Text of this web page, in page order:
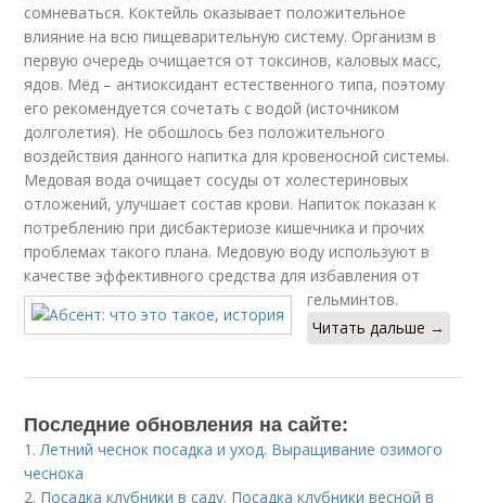
сомневаться. Коктейль оказывает положительное
влияние на всю пищеварительную систему. Организм в
первую очередь очищается от токсинов, каловых масс,
ядов. Мёд – антиоксидант естественного типа, поэтому
его рекомендуется сочетать с водой (источником
долголетия). Не обошлось без положительного
воздействия данного напитка для кровеносной системы.
Медовая вода очищает сосуды от холестериновых
отложений, улучшает состав крови. Напиток показан к
потреблению при дисбактериозе кишечника и прочих
проблемах такого плана. Медовую воду используют в
качестве эффективного средства для избавления от
гельминтов.
Читать дальше →
Последние обновления на сайте:
1.Летний чеснок посадка и уход. Выращивание озимого
чеснока
2. Посадка клубники в саду. Посадка клубники весной в